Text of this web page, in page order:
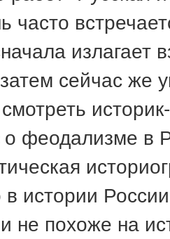
часто
излагает
сейчас же
о феодализме в
в истории
не похоже на